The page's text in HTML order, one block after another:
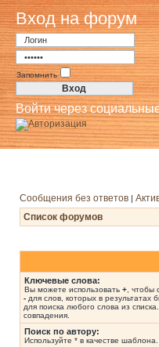
Вход на форум
Запомнить
Войти через
Сообщения без ответов |
Список форумов
Ключевые слова:
Вы можете использовать + ,
- для слов, которых в
для поиска любого слова из
совпадения.
Поиск по автору:
Используйте * в качестве шаблона.